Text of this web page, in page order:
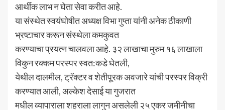
आर्थीक लाभ न घेता सेवा करीत आहे.
या संस्थेत स्वयंघोषीत अध्यक्ष विभा गुप्ता यांनी अनेक ठीकाणी
भ्रष्टाचार करून संस्थेला कमकुवत
करण्याचा प्रयत्न चालवला आहे. ३२ लाखाचा मुरुम १६ लाखाला
विकुन रक्कम परस्पर स्वत:कडे घेतली,
येथील दालमील, ट्रॅक्टर व शेतीपूरक अवजारे यांची परस्पर विक्री
करण्यात आली, अल्केश देसाई या गुजरात
मधील व्यापाराला शहराला लागुन असलेली २५ एकर जमीनीचा